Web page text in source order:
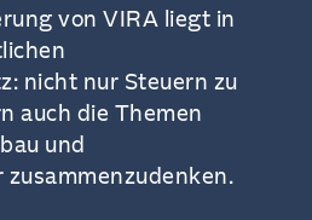
von VIRA liegt in
nicht nur Steuern zu
auch die Themen
und